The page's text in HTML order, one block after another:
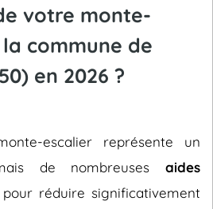
votre monte-
commune de
en 2026 ?
escalier représente un
de nombreuses aides
réduire significativement